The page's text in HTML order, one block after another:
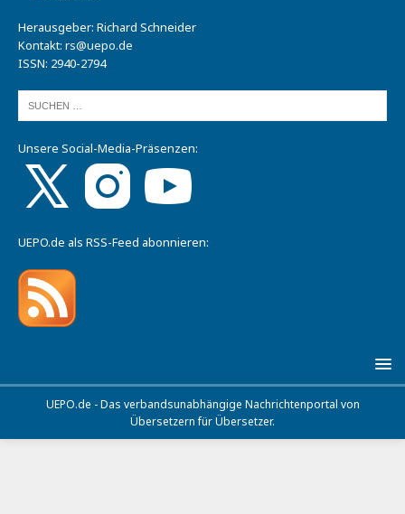
Herausgeber: Richard Schneider
Kontakt: rs@uepo.de
ISSN: 2940-2794
Unsere Social-Media-Präsenzen:
UEPO.de als RSS-Feed abonnieren:
UEPO.de - Das verbandsunabhängige Nachrichtenportal von
Übersetzern für Übersetzer.